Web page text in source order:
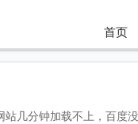
首页
几分钟加载不上，百